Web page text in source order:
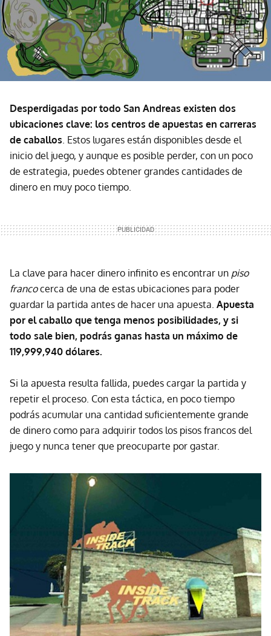
Desperdigadas por todo San Andreas existen dos
ubicaciones clave: los centros de apuestas en carreras
de caballos. Estos lugares están disponibles desde el
inicio del juego, y aunque es posible perder, con un poco
de estrategia, puedes obtener grandes cantidades de
dinero en muy poco tiempo.
La clave para hacer dinero infinito es encontrar un piso
francocerca de una de estas ubicaciones para poder
guardar la partida antes de hacer una apuesta. Apuesta
por el caballo que tenga menos posibilidades, y si
todo sale bien, podrás ganas hasta un máximo de
119,999,940 dólares.
Si la apuesta resulta fallida, puedes cargar la partida y
repetir el proceso. Con esta táctica, en poco tiempo
podrás acumular una cantidad suficientemente grande
de dinero como para adquirir todos los pisos francos del
juego y nunca tener que preocuparte por gastar.